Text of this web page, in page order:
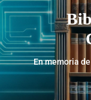
En memoria